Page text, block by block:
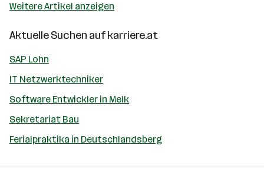
Weitere Artikel anzeigen
Aktuelle Suchen aufkarriere.at
SAP Lohn
IT Netzwerktechniker
Software Entwickler in Melk
Sekretariat Bau
Ferialpraktika in Deutschlandsberg